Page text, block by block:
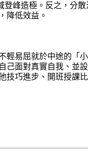
登峰造極。反之，分
降低效益。
輕易屈就於中途的「
己面對真實自我、並
技巧進步、開班授課